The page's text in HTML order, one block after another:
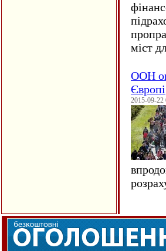
міст
ООН
Європі
2015-09-22